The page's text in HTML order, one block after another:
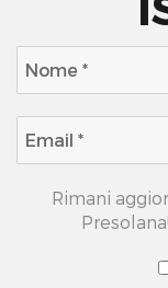
Rimani
Presolana!